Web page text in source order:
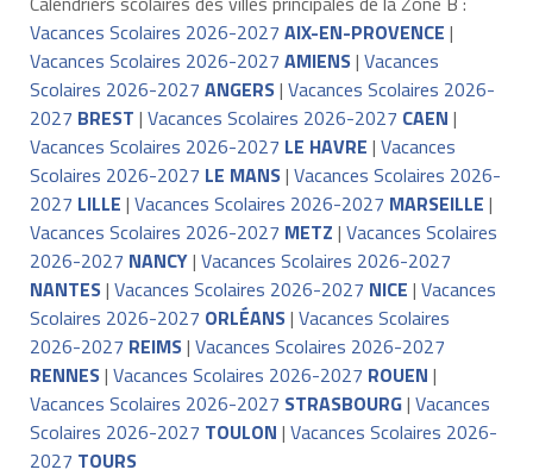
Vacances Scolaires 2026-2027 AIX-EN-PROVENCE |
Vacances Scolaires 2026-2027 AMIENS| Vacances
Scolaires 2026-2027 ANGERS| Vacances Scolaires 2026-
2027 BREST | Vacances Scolaires 2026-2027 CAEN |
Vacances Scolaires 2026-2027 LE HAVRE | Vacances
Scolaires 2026-2027 LE MANS| Vacances Scolaires 2026-
2027 LILLE | Vacances Scolaires 2026-2027 MARSEILLE |
Vacances Scolaires 2026-2027 METZ | Vacances Scolaires
2026-2027 NANCY| Vacances Scolaires 2026-2027
NANTES| Vacances Scolaires 2026-2027 NICE | Vacances
Scolaires 2026-2027 ORLÉANS| Vacances Scolaires
2026-2027 REIMS| Vacances Scolaires 2026-2027
RENNES| Vacances Scolaires 2026-2027 ROUEN |
Vacances Scolaires 2026-2027 STRASBOURG| Vacances
Scolaires 2026-2027 TOULON | Vacances Scolaires 2026-
2027 TOURS